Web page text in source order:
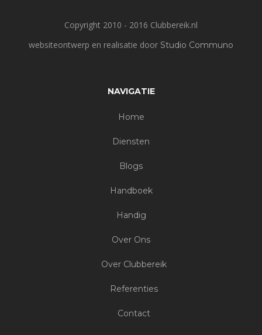
Copyright 2010 - 2016 Clubbereik.nl
websiteontwerp en realisatie door Studio Communo
NAVIGATIE
Home
Diensten
Blogs
Handboek
Handig
Over Ons
Over Clubbereik
Referenties
Contact